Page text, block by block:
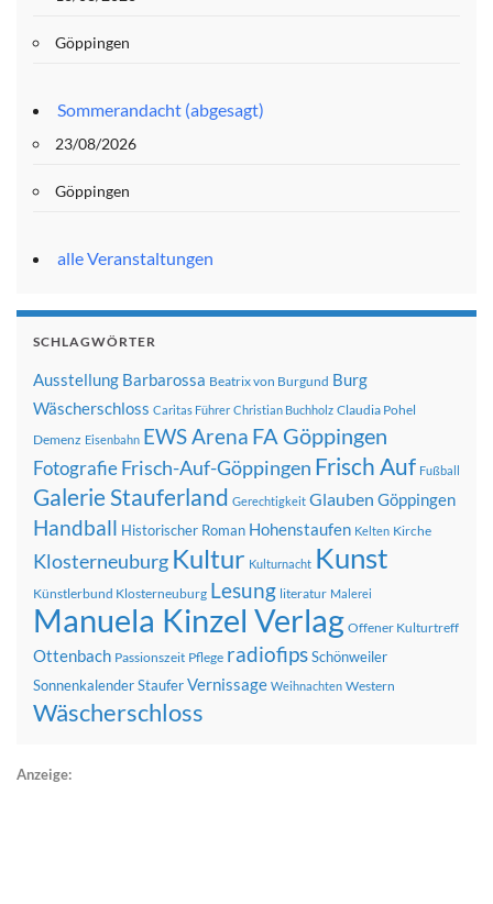
Göppingen
Sommerandacht (abgesagt)
23/08/2026
Göppingen
alle Veranstaltungen
SCHLAGWÖRTER
Ausstellung Barbarossa Beatrix von Burgund Burg
Wäscherschloss Caritas Führer Christian Buchholz Claudia Pohel
Demenz Eisenbahn EWS Arena FA Göppingen
FotografieFrisch-Auf-Göppingen Frisch Auf Fußball
Galerie Stauferland Gerechtigkeit Glauben Göppingen
Handball Historischer Roman Hohenstaufen Kelten Kirche
Klosterneuburg Kultur Kulturnacht Kunst
Künstlerbund Klosterneuburg Lesung literatur Malerei
Manuela Kinzel Verlag Offener Kulturtreff
Ottenbach Passionszeit Pflege radiofipsSchönweiler
SonnenkalenderStauferVernissage Weihnachten Western
Wäscherschloss
Anzeige: